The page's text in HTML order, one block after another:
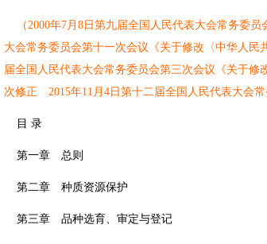
（2000年7月8日第九届全国人民代表大会常务委
大会常务委员会第十一次会议《关于修改〈中华人民
届全国人民代表大会常务委员会第三次会议《关于
次修正 2015年11月4日第十二届全国人民代表大会常
目 录
第一章 总则
第二章 种质资源保护
第三章 品种选育、审定与登记